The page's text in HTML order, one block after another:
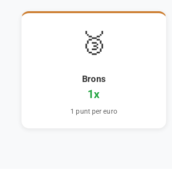
🥉
Brons
1x
1 punt per euro